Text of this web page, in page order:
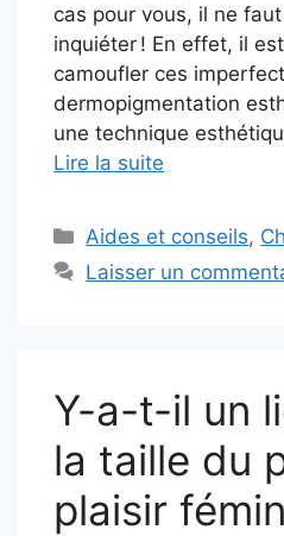
cas pour vous, il ne
inquiéter ! En effet, il
camoufler ces
dermopigmentation
une technique
Lire la suite
Catégories
Aides et conseils,
Laisser un
Y-a-t-il un
la taille du
plaisir